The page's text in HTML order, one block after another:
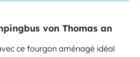
von Thomas an
ce fourgon aménagé idéal